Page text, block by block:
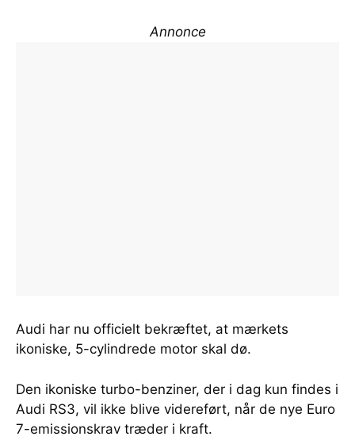
Annonce
Audi har nu officielt bekræftet, at mærkets
ikoniske, 5-cylindrede motor skal dø.
Den ikoniske turbo-benziner, der i dag kun findes i
Audi RS3, vil ikke blive videreført, når de nye Euro
7-emissionskrav træder i kraft.